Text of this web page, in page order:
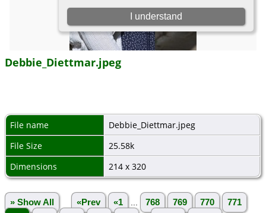
Debbie_Diettmar.jpeg
File name
Debbie_Diettmar.jpeg
File Size
25.58k
Dimensions
214 x 320
» Show All «Prev «1 768 769 770
771